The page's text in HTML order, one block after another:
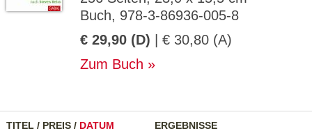
Buch, 978-3-86936-005-8
€ 29,90 (D) | € 30,80 (A)
Zum Buch
TITEL / PREIS / DATUM ERGEBNISSE